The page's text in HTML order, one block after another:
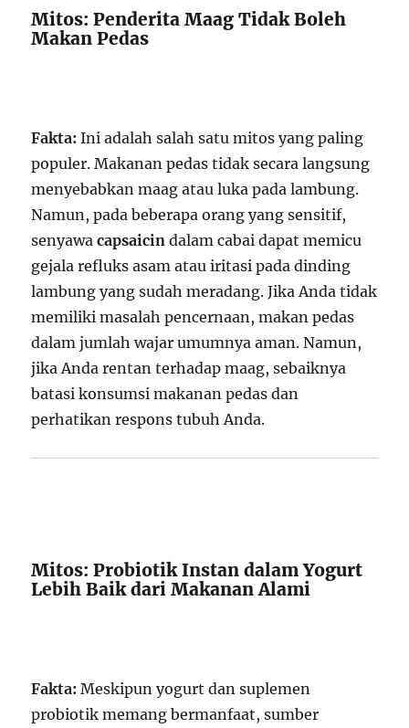
Mitos: Penderita Maag Tidak Boleh
Makan Pedas
Fakta: Ini adalah salah satu mitos yang paling
populer. Makanan pedas tidak secara langsung
menyebabkan maag atau luka pada lambung.
Namun, pada beberapa orang yang sensitif,
senyawacapsaicin dalam cabai dapat memicu
gejala refluks asam atau iritasi pada dinding
lambung yang sudah meradang. Jika Anda tidak
memiliki masalah pencernaan, makan pedas
dalam jumlah wajar umumnya aman. Namun,
jika Anda rentan terhadap maag, sebaiknya
batasi konsumsi makanan pedas dan
perhatikan respons tubuh Anda.
Mitos: Probiotik Instan dalam Yogurt
Lebih Baik dari Makanan Alami
Fakta: Meskipun yogurt dan suplemen
probiotik memang bermanfaat, sumber